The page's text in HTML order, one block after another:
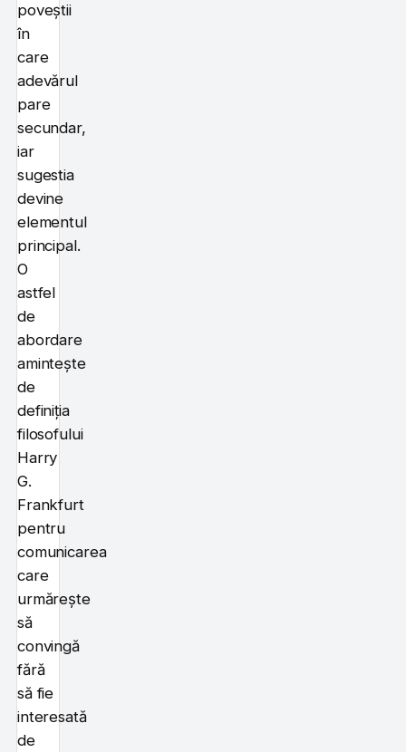
poveștii
în
care
adevărul
pare
secundar,
iar
sugestia
devine
elementul
principal.
O
astfel
de
abordare
amintește
de
definiția
filosofului
Harry
G.
Frankfurt
pentru
comunicarea
care
urmărește
să
convingă
fără
să fie
interesată
de